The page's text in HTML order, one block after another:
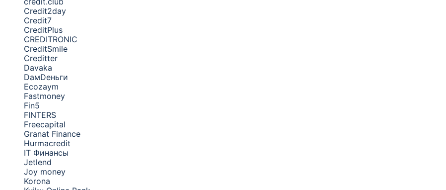
Credit2day
Credit7
CreditPlus
CREDITRONIC
CreditSmile
Creditter
Davaka
DамDеньги
Ecozaym
Fastmoney
Fin5
FINTERS
Freecapital
Granat Finance
Hurmacredit
IT Финансы
Jetlend
Joy money
Korona